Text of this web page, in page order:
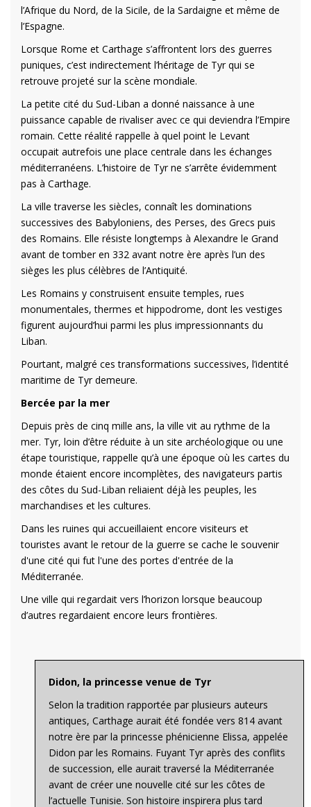
l’Afrique du Nord, de la Sicile, de la Sardaigne et même de
l’Espagne.
Lorsque Rome et Carthage s’affrontent lors des guerres
puniques, c’est indirectement l’héritage de Tyr qui se
retrouve projeté sur la scène mondiale.
La petite cité du Sud-Liban a donné naissance à une
puissance capable de rivaliser avec ce qui deviendra l’Empire
romain. Cette réalité rappelle à quel point le Levant
occupait autrefois une place centrale dans les échanges
méditerranéens. L’histoire de Tyr ne s’arrête évidemment
pas à Carthage.
La ville traverse les siècles, connaît les dominations
successives des Babyloniens, des Perses, des Grecs puis
des Romains. Elle résiste longtemps à Alexandre le Grand
avant de tomber en 332 avant notre ère après l’un des
sièges les plus célèbres de l’Antiquité.
Les Romains y construisent ensuite temples, rues
monumentales, thermes et hippodrome, dont les vestiges
figurent aujourd’hui parmi les plus impressionnants du
Liban.
Pourtant, malgré ces transformations successives, l’identité
maritime de Tyr demeure.
Bercée par la mer
Depuis près de cinq mille ans, la ville vit au rythme de la
mer. Tyr, loin d’être réduite à un site archéologique ou une
étape touristique, rappelle qu’à une époque où les cartes du
monde étaient encore incomplètes, des navigateurs partis
des côtes du Sud-Liban reliaient déjà les peuples, les
marchandises et les cultures.
Dans les ruines qui accueillaient encore visiteurs et
touristes avant le retour de la guerre se cache le souvenir
d'une cité qui fut l'une des portes d'entrée de la
Méditerranée.
Une ville qui regardait vers l’horizon lorsque beaucoup
d’autres regardaient encore leurs frontières.
Didon, la princesse venue de Tyr
Selon la tradition rapportée par plusieurs auteurs
antiques, Carthage aurait été fondée vers 814 avant
notre ère par la princesse phénicienne Elissa, appelée
Didon par les Romains. Fuyant Tyr après des conflits
de succession, elle aurait traversé la Méditerranée
avant de créer une nouvelle cité sur les côtes de
l’actuelle Tunisie. Son histoire inspirera plus tard